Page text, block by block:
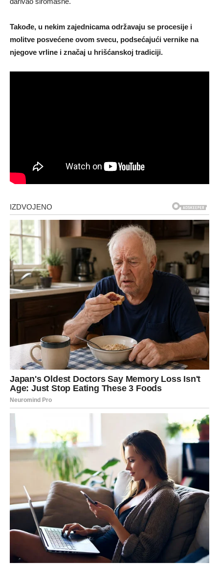
Takođe, u nekim zajednicama održavaju se procesije i
molitve posvećene ovom svecu, podsećajući vernike na
njegove vrline i značaj u hrišćanskoj tradiciji.